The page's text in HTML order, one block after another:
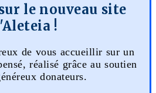
le nouveau site
!
de vous accueillir sur un
réalisé grâce au soutien
donateurs.